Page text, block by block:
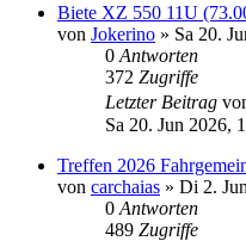
Biete XZ 550 11U
von Jokerino » Sa 20.
0 Antworten
372 Zugriffe
Letzter Beitrag
Sa 20. Jun 2026,
Treffen 2026
von carchaias » Di 2.
0 Antworten
489 Zugriffe